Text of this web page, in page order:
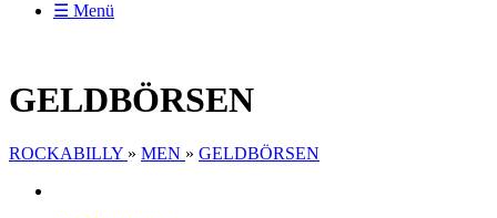
☰ Menü
GELDBÖRSEN
ROCKABILLY » MEN » GELDBÖRSEN